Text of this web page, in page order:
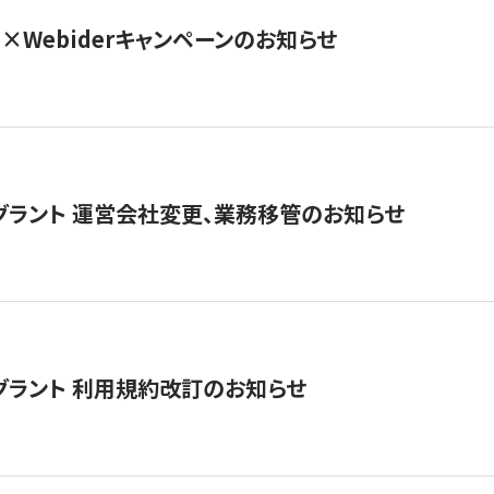
×Webiderキャンペーンのお知らせ
ラント 運営会社変更、業務移管のお知らせ
ラント 利用規約改訂のお知らせ